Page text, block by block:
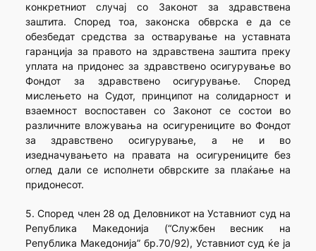
конкретниот случај со Законот за здравствена
заштита. Според тоа, законска обврска е да се
обезбедат средства за остварување на уставната
гаранција за правото на здравствена заштита преку
уплата на придонес за здравствено осигурување во
Фондот за здравствено осигурување. Според
мислењето на Судот, принципот на солидарност и
взаемност воспоставен со Законот се состои во
различните вложувања на осигурениците во Фондот
за здравствено осигурување, а не и во
изедначувањето на правата на осигурениците без
оглед дали се исполнети обврските за плаќање на
придонесот.
5. Според член 28 од Деловникот на Уставниот суд на
Република Македонија (“Службен весник на
Република Македонија” бр.70/92), Уставниот суд ќе ја